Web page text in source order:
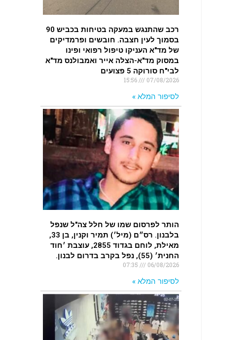
רכב שהתנגש במעקה בטיחות בכביש 90
בסמוך לעין חצבה. חובשים ופרמדיקים
של מד"א העניקו טיפול רפואי ופינו
במסוק מד"א-הצלה אייר ואמבולנס מד"א
לבי"ח סורוקה 5 פצועים
07/08/2026
לסיפור המלא »
הותר לפרסום שמו של חלל צה"ל שנפל
בלבנון. רס״ם (מיל׳) תמיר וקנין, בן 33,
מאילת, לוחם בגדוד 2855, עוצבת ׳חוד
החנית׳ (55), נפל בקרב בדרום לבנון.
06/08/2026
לסיפור המלא »